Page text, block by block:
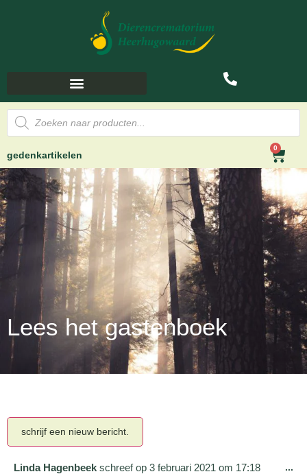
gedenkartikelen
0
Lees het gastenboek
Linda Hagenbeek schreef op 3 februari 2021 om 17:18
...